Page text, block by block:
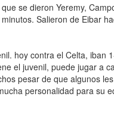
se dieron Yeremy,
Salieron de Eibar
hoy contra el Celta, iban
el juvenil, puede jugar a
pesar de que algunos
personalidad para su